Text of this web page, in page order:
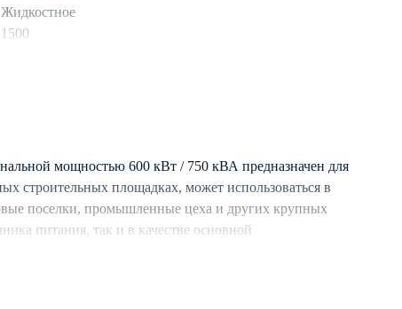
Жидкостное
1500
Aksa
мощностью 600 кВт / 750 кВА предназначен для
строительных площадках, может использоваться в
поселки, промышленные цеха и других крупных
питания, так и в качестве основной
с аналогичными ДЭС.